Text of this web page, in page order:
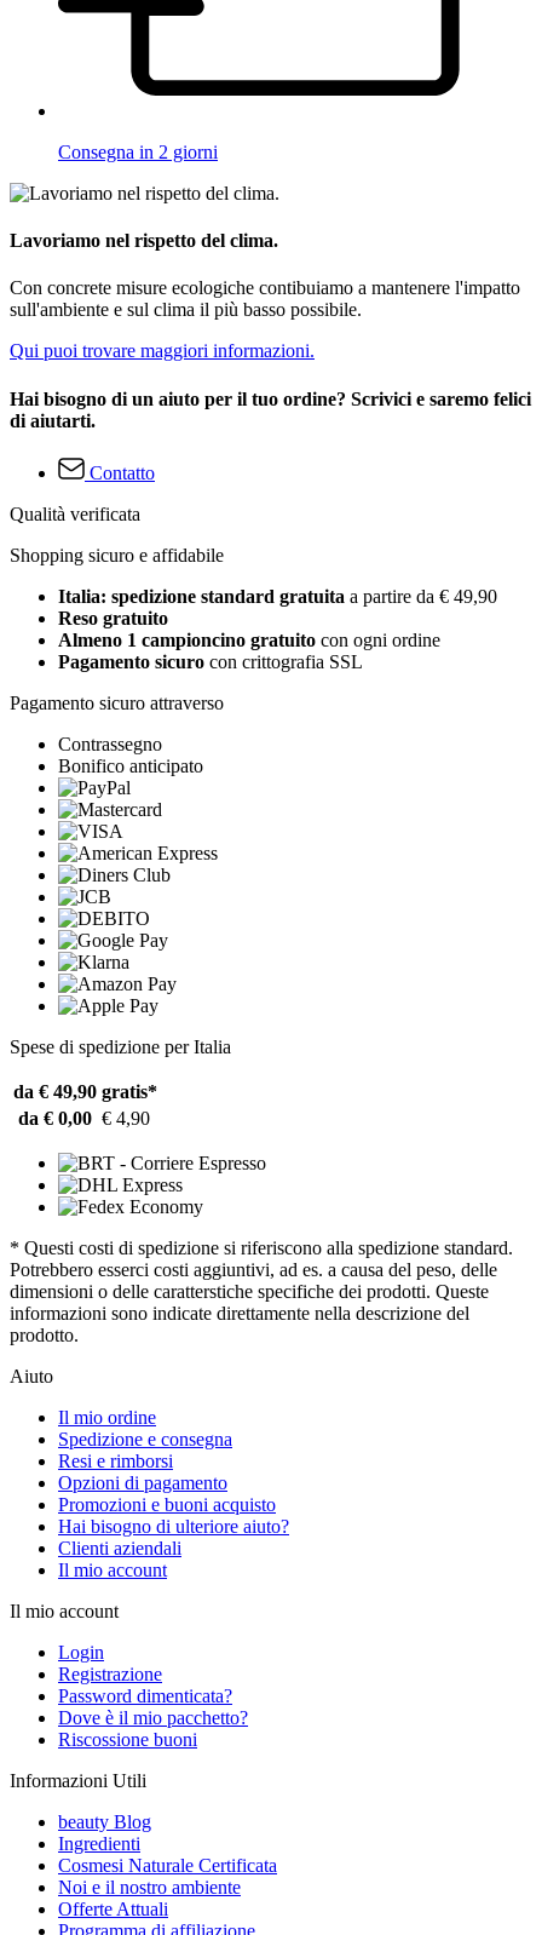
Consegna in 2 giorni
Lavoriamo nel rispetto del clima.
Con concrete misure ecologiche contibuiamo a mantenere l'impatto
sull'ambiente e sul clima il più basso possibile.
Qui puoi trovare maggiori informazioni.
Hai bisogno di un aiuto per il tuo ordine? Scrivici e saremo felici
di aiutarti.
Contatto
Qualità verificata
Shopping sicuro e affidabile
Italia: spedizione standard gratuita a partire da € 49,90
Reso gratuito
Almeno 1 campioncino gratuito con ogni ordine
Pagamento sicuro con crittografia SSL
Pagamento sicuro attraverso
Contrassegno
Bonifico anticipato
Spese di spedizione per Italia
da € 49,90 gratis*
da € 0,00 € 4,90
* Questi costi di spedizione si riferiscono alla spedizione standard.
Potrebbero esserci costi aggiuntivi, ad es. a causa del peso, delle
dimensioni o delle caratterstiche specifiche dei prodotti. Queste
informazioni sono indicate direttamente nella descrizione del
prodotto.
Aiuto
Il mio ordine
Spedizione e consegna
Resi e rimborsi
Opzioni di pagamento
Promozioni e buoni acquisto
Hai bisogno di ulteriore aiuto?
Clienti aziendali
Il mio account
Il mio account
Login
Registrazione
Password dimenticata?
Dove è il mio pacchetto?
Riscossione buoni
Informazioni Utili
beauty Blog
Ingredienti
Cosmesi Naturale Certificata
Noi e il nostro ambiente
Offerte Attuali
Programma di affiliazione